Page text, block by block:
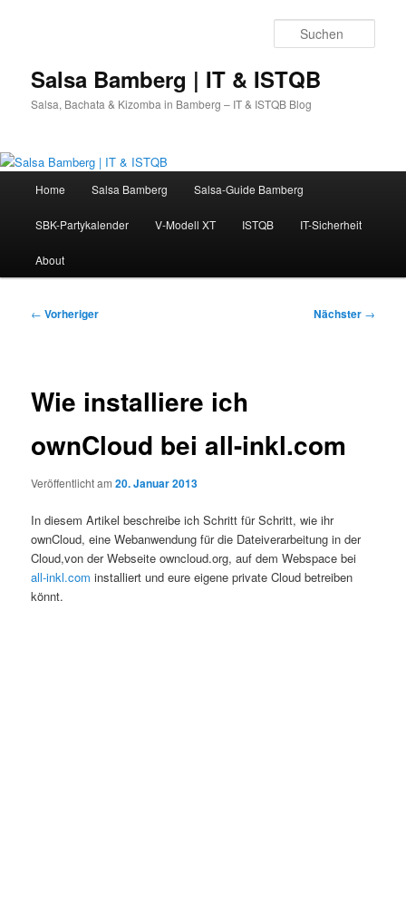
Salsa Bamberg | IT & ISTQB
Salsa, Bachata & Kizomba in Bamberg – IT & ISTQB Blog
Home Salsa Bamberg Salsa-Guide Bamberg
SBK-Partykalender V-Modell XT ISTQB IT-Sicherheit
About
Beitragsnavigation
← Vorheriger Nächster →
Wie installiere ich
ownCloud bei all-inkl.com
Veröffentlicht am20. Januar 2013
In diesem Artikel beschreibe ich Schritt für Schritt, wie ihr
ownCloud, eine Webanwendung für die Dateiverarbeitung in der
Cloud,von der Webseite owncloud.org, auf dem Webspace bei
all-inkl.com installiert und eure eigene private Cloud betreiben
könnt.